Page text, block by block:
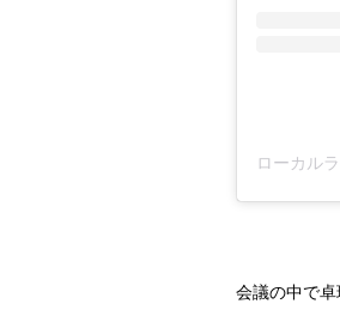
会議の中で卓